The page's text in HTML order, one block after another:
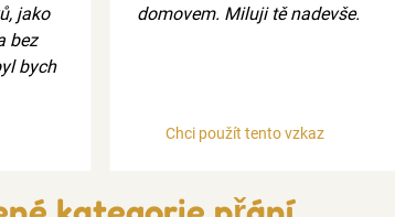
jako
bez
bych
domovem. Miluji tě nadevše.
Chci použít tento vzkaz